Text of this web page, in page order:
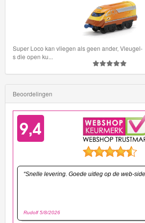
Super Loco kan vliegen als geen ander, Vleugel-
s die open ku...
Beoordelingen